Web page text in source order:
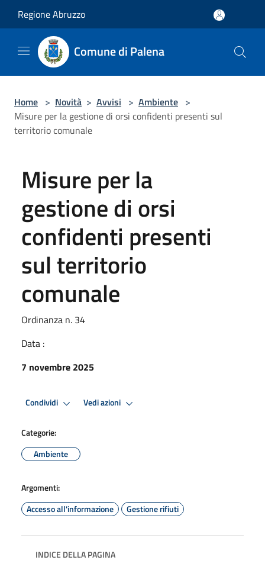
Regione Abruzzo
Comune di Palena
Home > Novità > Avvisi > Ambiente >
Misure per la gestione di orsi confidenti presenti sul
territorio comunale
Misure per la
gestione di orsi
confidenti presenti
sul territorio
comunale
Ordinanza n. 34
Data :
7 novembre 2025
Condividi Vedi azioni
Categorie:
Ambiente
Argomenti:
Accesso all'informazione
Gestione rifiuti
INDICE DELLA PAGINA